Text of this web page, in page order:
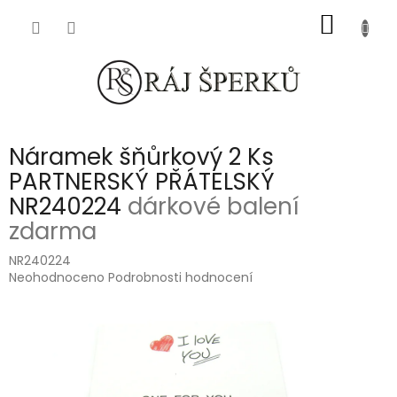
KOŠÍK
Náramek šňůrkový 2 Ks
PARTNERSKÝ PŘÁTELSKÝ
NR240224 dárkové balení
zdarma
NR240224
Průměrné
Neohodnoceno Podrobnosti hodnocení